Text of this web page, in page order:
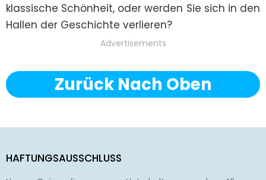
klassische Schönheit, oder werden Sie sich in den
Hallen der Geschichte verlieren?
Advertisements
Zurück Nach Oben
HAFTUNGSAUSSCHLUSS